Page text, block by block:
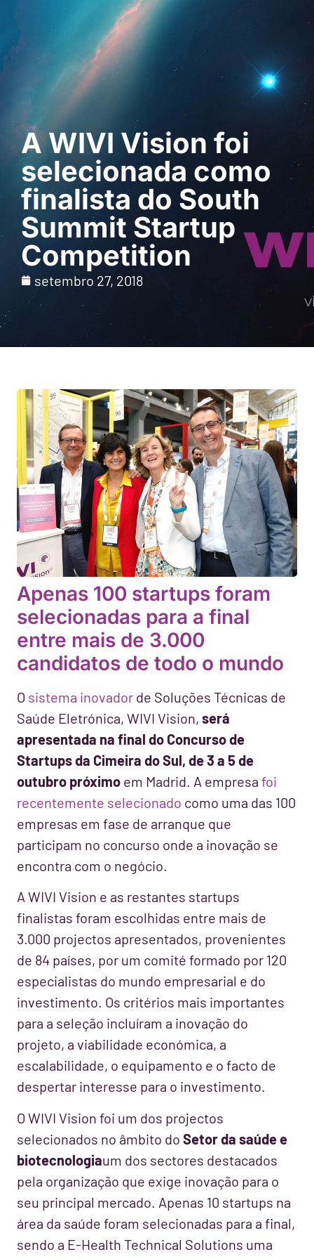
A WIVI Vision foi
selecionada como
finalista do South
Summit Startup
Competition
setembro 27, 2018
Apenas 100 startups foram
selecionadas para a final
entre mais de 3.000
candidatos de todo o mundo
O sistema inovador de Soluções Técnicas de
Saúde Eletrónica, WIVI Vision, será
apresentada na final do Concurso de
Startups da Cimeira do Sul, de 3 a 5 de
outubro próximo em Madrid. A empresa foi
recentemente selecionado como uma das 100
empresas em fase de arranque que
participam no concurso onde a inovação se
encontra com o negócio.
A WIVI Vision e as restantes startups
finalistas foram escolhidas entre mais de
3.000 projectos apresentados, provenientes
de 84 países, por um comité formado por 120
especialistas do mundo empresarial e do
investimento. Os critérios mais importantes
para a seleção incluíram a inovação do
projeto, a viabilidade económica, a
escalabilidade, o equipamento e o facto de
despertar interesse para o investimento.
O WIVI Vision foi um dos projectos
selecionados no âmbito do Setor da saúde e
biotecnologiaum dos sectores destacados
pela organização que exige inovação para o
seu principal mercado. Apenas 10 startups na
área da saúde foram selecionadas para a final,
sendo a E-Health Technical Solutions uma